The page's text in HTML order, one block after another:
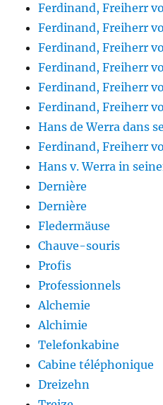
Ferdinand, Freiherr
Ferdinand, Freiherr
Ferdinand, Freiherr
Ferdinand, Freiherr
Ferdinand, Freiherr
Ferdinand, Freiherr
Hans de Werra dans
Ferdinand, Freiherr
Hans v. Werra in
Dernière
Dernière
Fledermäuse
Chauve-souris
Profis
Professionnels
Alchemie
Alchimie
Telefonkabine
Cabine téléphonique
Dreizehn